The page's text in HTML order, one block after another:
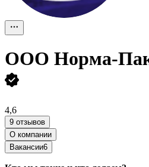
ООО Норма-
4,6
9 отзывов
О компании
Вакансии6